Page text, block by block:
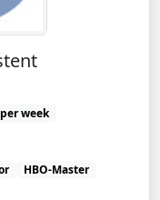
week
HBO-Master